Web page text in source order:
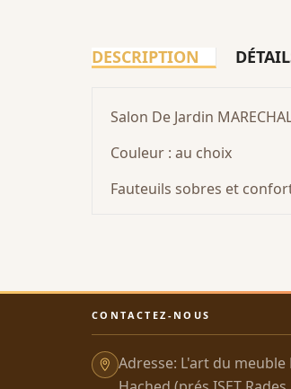
DESCRIPTION
Salon De Jardin
Couleur : au choix
Fauteuils sobres et
CONTACTEZ-NOUS
Adresse: L'art du meuble